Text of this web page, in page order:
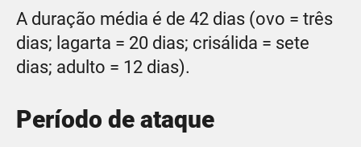
A duração média é de 42 dias (ovo = três
dias; lagarta = 20 dias; crisálida = sete
dias; adulto = 12 dias).
Período de ataque